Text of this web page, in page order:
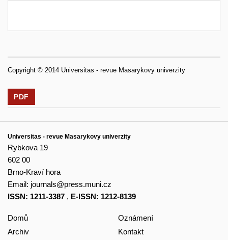
Copyright © 2014 Universitas - revue Masarykovy univerzity
PDF
Universitas - revue Masarykovy univerzity
Rybkova 19
602 00
Brno-Kraví hora
Email: journals@press.muni.cz
ISSN: 1211-3387 , E-ISSN: 1212-8139
Domů
Archiv
Oznámení
Kontakt